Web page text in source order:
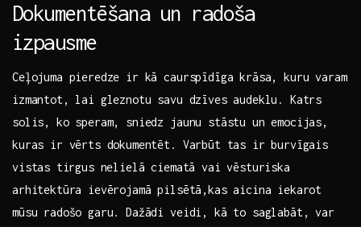
‍Dokumentēšana ⁣un radoša⁣
izpausme
Ceļojuma pieredze ir kā caurspīdīga krāsa, ‍kuru ⁢varam
izmantot, lai gleznotu savu dzīves audeklu. Katrs
solis, ko speram, sniedz jaunu ​stāstu un emocijas,
kuras ir vērts dokumentēt. Varbūt tas ir burvīgais
vistas ⁤tirgus nelielā ​ciematā vai vēsturiska
arhitektūra ievērojamā pilsētā,kas aicina iekarot
mūsu radošo garu. Dažādi veidi, kā‍ to saglabāt, var